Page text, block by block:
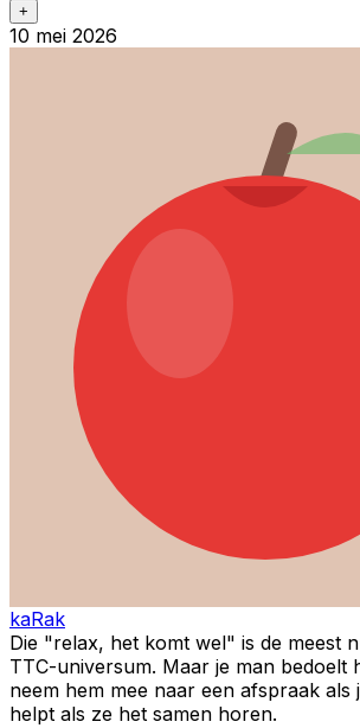
+
10 mei 2026
kaRak
Die "relax, het komt wel" is de meest
TTC-universum. Maar je man bedoelt
neem hem mee naar een afspraak als
helpt als ze het samen horen.